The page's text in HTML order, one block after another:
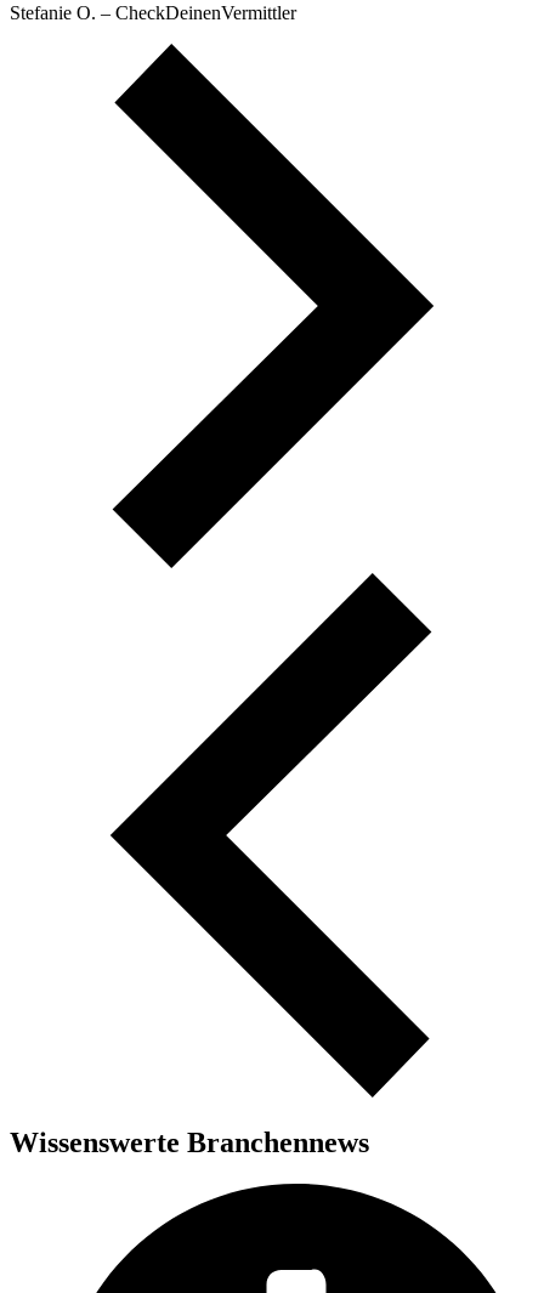
Stefanie O. – CheckDeinenVermittler
Wissenswerte Branchennews